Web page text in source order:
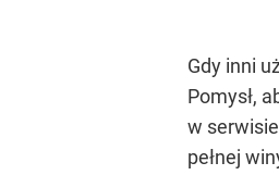
Gdy inni
Pomysł,
w
pełnej